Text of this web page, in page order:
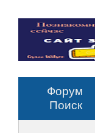
Форум
Поиск